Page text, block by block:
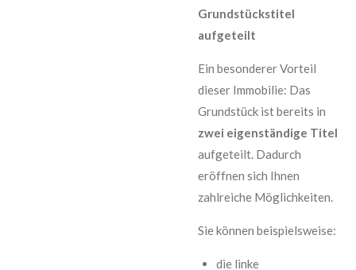
Grundstückstitel
aufgeteilt
Ein besonderer Vorteil
dieser Immobilie: Das
Grundstück ist bereits in
zwei eigenständige Titel
aufgeteilt. Dadurch
eröffnen sich Ihnen
zahlreiche Möglichkeiten.
Sie können beispielsweise:
die linke